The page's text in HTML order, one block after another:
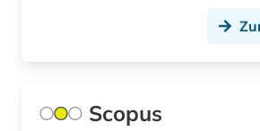
außenpolitik (7)
Scopus